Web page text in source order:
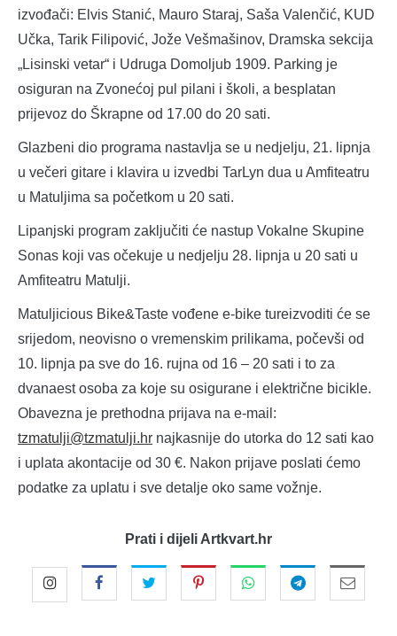
izvođači: Elvis Stanić, Mauro Staraj, Saša Valenčić, KUD
Učka, Tarik Filipović, Jože Vešmašinov, Dramska sekcija
„Lisinski vetar“ i Udruga Domoljub 1909. Parking je
osiguran na Zvonećoj pul pilani i školi, a besplatan
prijevoz do Škrapne od 17.00 do 20 sati.
Glazbeni dio programa nastavlja se u nedjelju, 21. lipnja
u večeri gitare i klavira u izvedbi TarLyn dua u Amfiteatru
u Matuljima sa početkom u 20 sati.
Lipanjski program zaključiti će nastup Vokalne Skupine
Sonas koji vas očekuje u nedjelju 28. lipnja u 20 sati u
Amfiteatru Matulji.
Matuljicious Bike&Taste vođene e-bike tureizvoditi će se
srijedom, neovisno o vremenskim prilikama, počevši od
10. lipnja pa sve do 16. rujna od 16 – 20 sati i to za
dvanaest osoba za koje su osigurane i električne bicikle.
Obavezna je prethodna prijava na e-mail:
tzmatulji@tzmatulji.hr najkasnije do utorka do 12 sati kao
i uplata akontacije od 30 €. Nakon prijave poslati ćemo
podatke za uplatu i sve detalje oko same vožnje.
Prati i dijeli Artkvart.hr